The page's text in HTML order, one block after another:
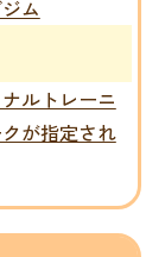
ム
ルトレーニ
が指定され